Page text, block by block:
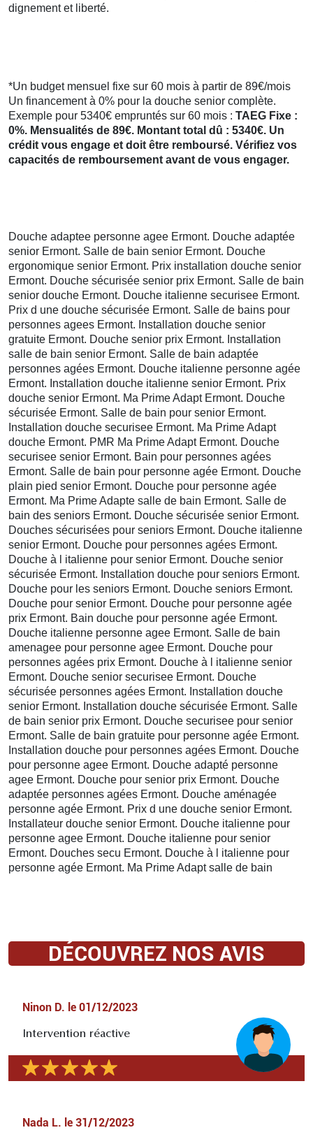
dignement et liberté.
*Un budget mensuel fixe sur 60 mois à partir de 89€/mois
Un financement à 0% pour la douche senior complète.
Exemple pour 5340€ empruntés sur 60 mois : TAEG Fixe :
0%. Mensualités de 89€. Montant total dû : 5340€. Un
crédit vous engage et doit être remboursé. Vérifiez vos
capacités de remboursement avant de vous engager.
Douche adaptee personne agee Ermont. Douche adaptée
senior Ermont. Salle de bain senior Ermont. Douche
ergonomique senior Ermont. Prix installation douche senior
Ermont. Douche sécurisée senior prix Ermont. Salle de bain
senior douche Ermont. Douche italienne securisee Ermont.
Prix d une douche sécurisée Ermont. Salle de bains pour
personnes agees Ermont. Installation douche senior
gratuite Ermont. Douche senior prix Ermont. Installation
salle de bain senior Ermont. Salle de bain adaptée
personnes agées Ermont. Douche italienne personne agée
Ermont. Installation douche italienne senior Ermont. Prix
douche senior Ermont. Ma Prime Adapt Ermont. Douche
sécurisée Ermont. Salle de bain pour senior Ermont.
Installation douche securisee Ermont. Ma Prime Adapt
douche Ermont. PMR Ma Prime Adapt Ermont. Douche
securisee senior Ermont. Bain pour personnes agées
Ermont. Salle de bain pour personne agée Ermont. Douche
plain pied senior Ermont. Douche pour personne agée
Ermont. Ma Prime Adapte salle de bain Ermont. Salle de
bain des seniors Ermont. Douche sécurisée senior Ermont.
Douches sécurisées pour seniors Ermont. Douche italienne
senior Ermont. Douche pour personnes agées Ermont.
Douche à l italienne pour senior Ermont. Douche senior
sécurisée Ermont. Installation douche pour seniors Ermont.
Douche pour les seniors Ermont. Douche seniors Ermont.
Douche pour senior Ermont. Douche pour personne agée
prix Ermont. Bain douche pour personne agée Ermont.
Douche italienne personne agee Ermont. Salle de bain
amenagee pour personne agee Ermont. Douche pour
personnes agées prix Ermont. Douche à l italienne senior
Ermont. Douche senior securisee Ermont. Douche
sécurisée personnes agées Ermont. Installation douche
senior Ermont. Installation douche sécurisée Ermont. Salle
de bain senior prix Ermont. Douche securisee pour senior
Ermont. Salle de bain gratuite pour personne agée Ermont.
Installation douche pour personnes agées Ermont. Douche
pour personne agee Ermont. Douche adapté personne
agee Ermont. Douche pour senior prix Ermont. Douche
adaptée personnes agées Ermont. Douche aménagée
personne agée Ermont. Prix d une douche senior Ermont.
Installateur douche senior Ermont. Douche italienne pour
personne agee Ermont. Douche italienne pour senior
Ermont. Douches secu Ermont. Douche à l italienne pour
personne agée Ermont. Ma Prime Adapt salle de bain
DÉCOUVREZ NOS AVIS
Ninon D. le 01/12/2023
Intervention réactive
Nada L. le 31/12/2023